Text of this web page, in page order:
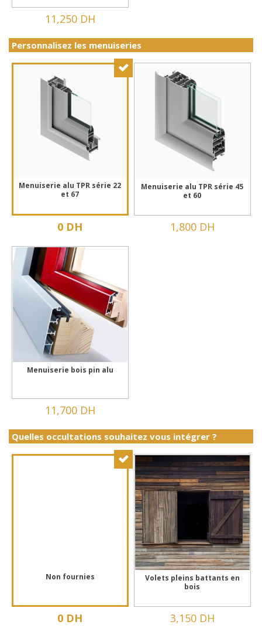
11,250 DH
Personnalisez les menuiseries
Menuiserie alu TPR série 22
et 67
0 DH
Menuiserie alu TPR série 45
et 60
1,800 DH
Menuiserie bois pin alu
11,700 DH
Quelles occultations souhaitez vous intégrer ?
Non fournies
0 DH
Volets pleins battants en
bois
3,150 DH